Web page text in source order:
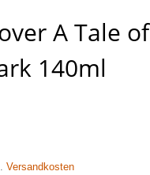
A Tale of
140ml
Versandkosten